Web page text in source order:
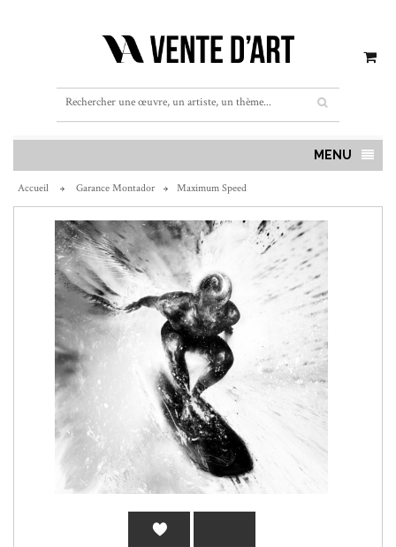
MENU
En savoir plus
Accueil Garance Montador Maximum Speed